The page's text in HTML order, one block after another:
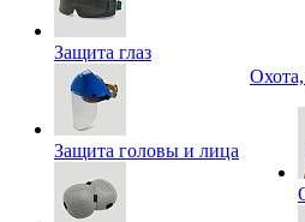
Защита глаз
Защита головы и лица